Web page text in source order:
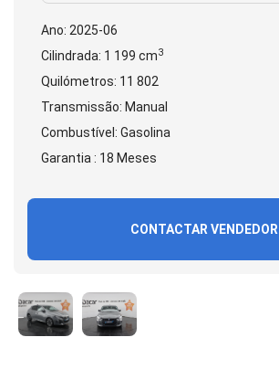
Ano: 2025-06
Cilindrada: 1 199 cm3
Quilómetros: 11 802
Transmissão: Manual
Combustível: Gasolina
Garantia : 18 Meses
CONTACTAR VENDEDOR